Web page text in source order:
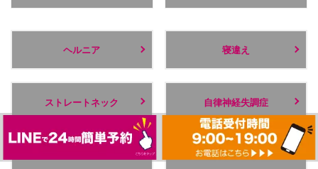
ヘルニア 寝違え
ストレートネック 自律神経失調症
むくみ・冷え性